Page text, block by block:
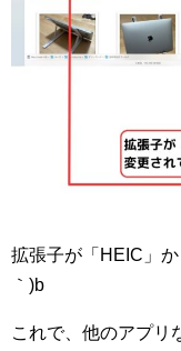
拡張子が「HEIC」
｀)b
これで、他のアプリ